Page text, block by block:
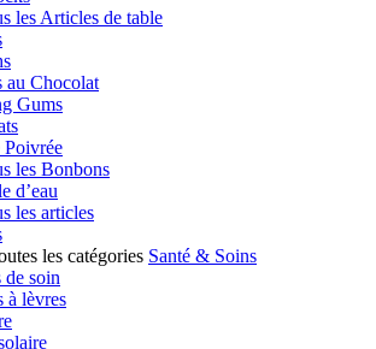
les Articles de table
au Chocolat
Gums
les Bonbons
d’eau
les articles
les catégories Santé & Soins
soin
à lèvres